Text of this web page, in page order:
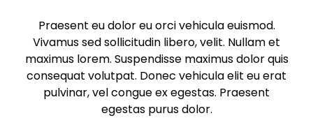
Praesent eu dolor eu orci vehicula euismod.
Vivamus sed sollicitudin libero, velit. Nullam et
maximus lorem. Suspendisse maximus dolor quis
consequat volutpat. Donec vehicula elit eu erat
pulvinar, vel congue ex egestas. Praesent
egestas purus dolor.